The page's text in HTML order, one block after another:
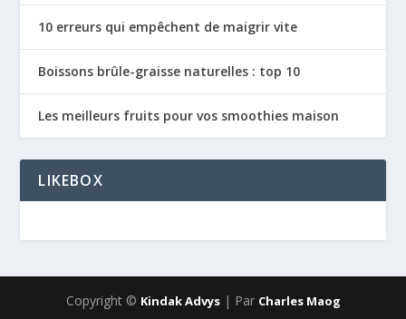
10 erreurs qui empêchent de maigrir vite
Boissons brûle-graisse naturelles : top 10
Les meilleurs fruits pour vos smoothies maison
LIKEBOX
Copyright © Kindak Advys| Par Charles Maog